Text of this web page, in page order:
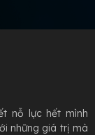
nỗ lực hết mình
những giá trị mà